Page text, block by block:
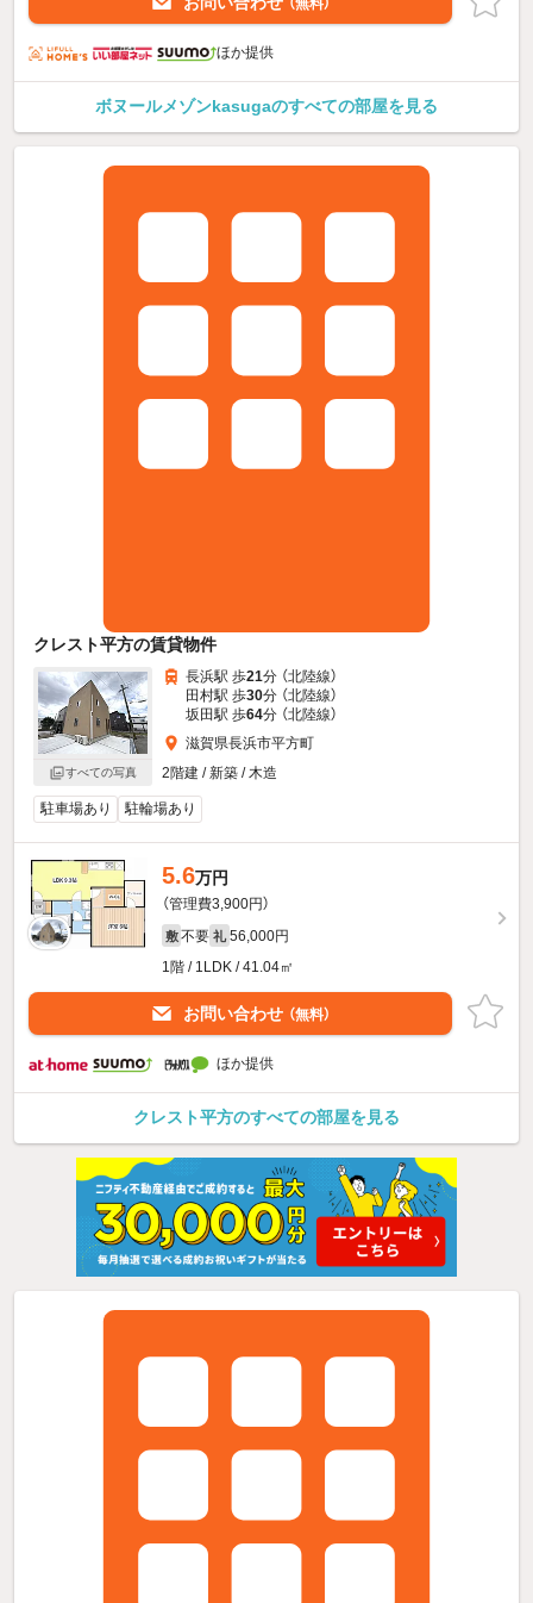
（無料）
ほか提供
ボヌールメゾンkasugaのすべての部屋を見る
クレスト平方の賃貸物件
すべての写真
長浜駅 歩21分 （北陸線）
田村駅 歩30分 （北陸線）
坂田駅 歩64分 （北陸線）
滋賀県長浜市平方町
2階建 / 新築 / 木造
駐車場あり 駐輪場あり
5.6万円
（管理費3,900円）
敷 不要 礼 56,000円
1階 / 1LDK / 41.04㎡
お問い合わせ （無料）
ほか提供
クレスト平方のすべての部屋を見る